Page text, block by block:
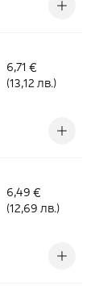
6,71 €
(13,12 лв.)
6,49 €
(12,69 лв.)